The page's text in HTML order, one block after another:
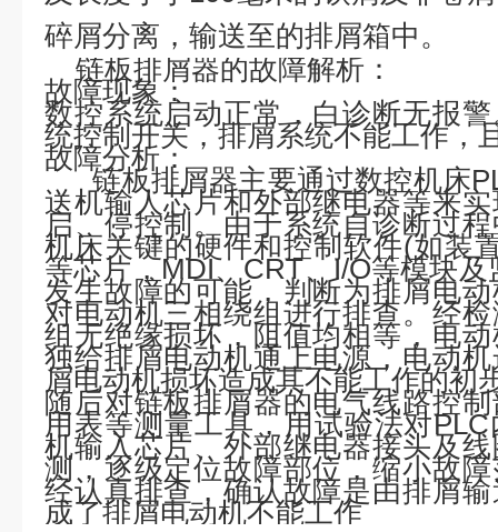
碎屑分离，输送至的排屑箱中。
链板排屑器的故障解析：
故障现象：
数控系统启动正常，白诊断无报
统控制开关，排屑系统不能工作，
故障分析：
链板排屑器主要通过数控机床
送机输人芯片和外部继电器等来
启、停控制。由于系统自诊断过
机床关键的硬件和控制软件(如装
等芯片，MDI、CRT、I/O等模块
发生故障的可能，判断为排屑电
对电动机三相绕组进行排查。经
组无绝缘损坏，阻值均相等，电
独给排屑电动机通上电源，电动
屑电动机损坏造成其不能工作的初
随后对链板排屑器的电气线路控
用表等测量工具，用试验法对
机输入芯片、外部继电器接头及
测，逐级定位故障部位，缩小故
经认真排查，确认故障是由排屑
成了排屑电动机不能工作